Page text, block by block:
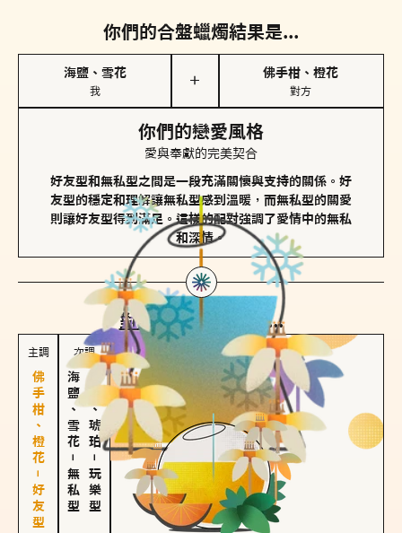
你們的合盤蠟燭結果是...
海鹽、雪花
我
＋
佛手柑、橙花
對方
你們的戀愛風格
愛與奉獻的完美契合
好友型和無私型之間是一段充滿關懷與支持的關係。好
友型的穩定和理解讓無私型感到溫暖，而無私型的關愛
則讓好友型得到滿足。這樣的配對強調了愛情中的無私
和深情。
對方的主調蠟燭是...
主調
佛手柑、橙花－好友型
次調
海鹽、雪花
－
無私型
皮革、琥珀
－
玩樂型